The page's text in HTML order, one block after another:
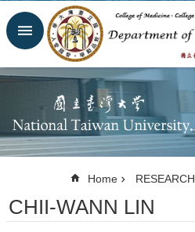
Skip to main content
Advanced
Homepage
Website
NTU
NTUH
College of
Engineering
Home RESEARCH
CHII-WANN LIN